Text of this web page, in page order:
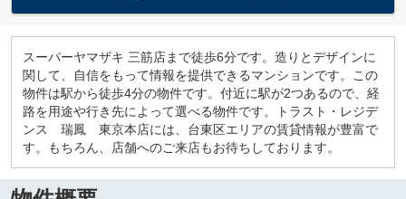
スーパーヤマザキ 三筋店まで徒歩6分です。造りとデザインに
関して、自信をもって情報を提供できるマンションです。この
物件は駅から徒歩4分の物件です。付近に駅が2つあるので、経
路を用途や行き先によって選べる物件です。トラスト・レジデ
ンス 瑞鳳 東京本店には、台東区エリアの賃貸情報が豊富で
す。もちろん、店舗へのご来店もお待ちしております。